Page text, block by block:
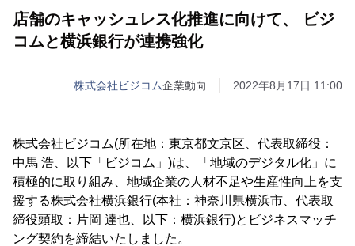
店舗のキャッシュレス化推進に向けて、 ビジ
コムと横浜銀行が連携強化
株式会社ビジコム企業動向 2022年8月17日 11:00
株式会社ビジコム(所在地：東京都文京区、代表取締役：
中馬 浩、以下「ビジコム」)は、「地域のデジタル化」に
積極的に取り組み、地域企業の人材不足や生産性向上を支
援する株式会社横浜銀行(本社：神奈川県横浜市、代表取
締役頭取：片岡 達也、以下：横浜銀行)とビジネスマッチ
ング契約を締結いたしました。